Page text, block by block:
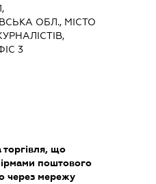
ОБЛ., МІСТО
3
що
поштового
через мережу